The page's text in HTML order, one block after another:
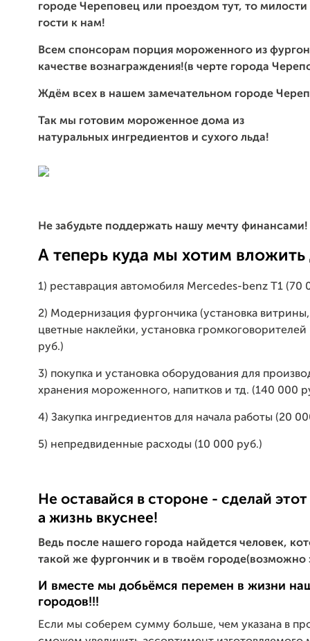
городе Череповец или проездом тут, то
гости к нам!
Всем спонсорам порция мороженного из
качестве вознаграждения!(в черте города
Ждём всех в нашем замечательном городе
Так мы готовим мороженное дома из
натуральных ингредиентов и сухого льда!
Не забудьте поддержать нашу мечту финансами!
А теперь куда мы хотим вложить
1) реставрация автомобиля Mercedes-benz T1 (70
2) Модернизация фургончика (установка
цветные наклейки, установка
руб.)
3) покупка и установка оборудования для
хранения мороженного, напитков и тд. (140 000
4) Закупка ингредиентов для начала работы (20
5) непредвиденные расходы (10 000 руб.)
Не оставайся в стороне - сделай
а жизнь вкуснее!
Ведь после нашего города найдется человек,
такой же фургончик и в твоём городе(возможно
И вместе мы добьёмся перемен в жизни
городов!!!
Если мы соберем сумму больше, чем указана в